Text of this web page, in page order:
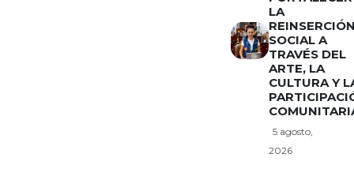
LA
SOCIAL A
TRAVÉS DEL
ARTE, LA
CULTURA Y
5 agosto,
2026